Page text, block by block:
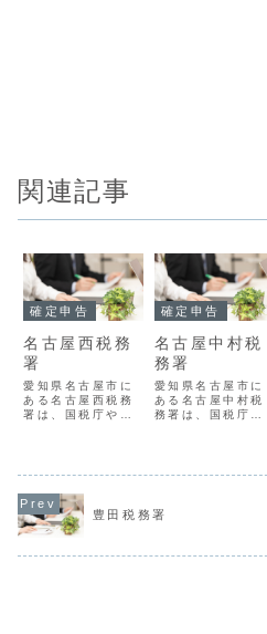
関連記事
確定申告
名古屋西税務
署
愛知県名古屋市に
ある名古屋西税務
署は、国税庁や名
屋西税務署の概要
署番号06109名称
名古屋西税務署所
０３愛知県名古屋
確定申告
名古屋中村税
務署
愛知県名古屋市に
ある名古屋中村税
務署は、国税庁や
概要署番号06111
－８６８６愛知県
豊田税務署